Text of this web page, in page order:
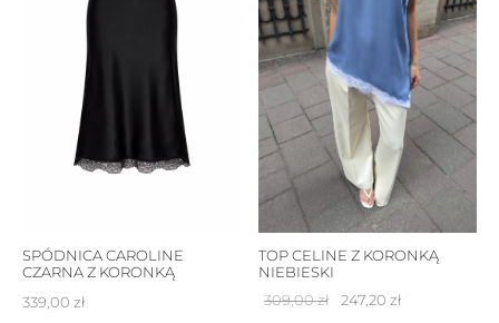
SPÓDNICA CAROLINE
CZARNA Z KORONKĄ
339,00 zł
TOP CELINE Z KORONKĄ
NIEBIESKI
309,00zł
Pierwotna
247,20 zł